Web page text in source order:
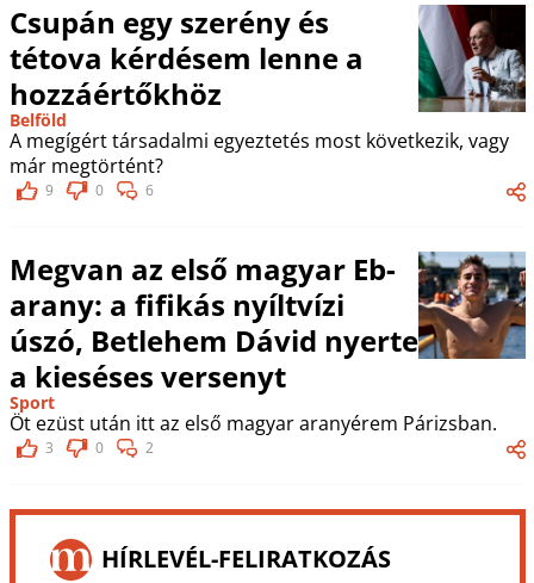
Csupán egy szerény és
tétova kérdésem lenne a
hozzáértőkhöz
Belföld
A megígért társadalmi egyeztetés most következik, vagy
már megtörtént?
9 0 6
Megvan az első magyar Eb-
arany: a fifikás nyíltvízi
úszó, Betlehem Dávid nyerte
a kieséses versenyt
Sport
Öt ezüst után itt az első magyar aranyérem Párizsban.
3 0 2
HÍRLEVÉL-FELIRATKOZÁS